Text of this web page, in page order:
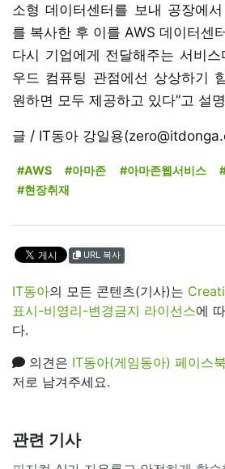
소형 데이터센터를 보내 공장에
를 복사한 후 이를 AWS 데이터센
다시 기업에게 전달해주는 서비
우드 컴퓨팅 관점에선 상상하기
원하면 모두 제공하고 있다”고 설
글 / IT동아 강일용
#AWS #아마존 #아마존웹서비스
#현장취재
URL 복사
IT동아의 모든 콘텐츠(기사)는
표시-비영리-변경금지 라이선스에
다.
의견은 IT동아(게임동아) 페이스북
저로 남겨주세요.
관련 기사